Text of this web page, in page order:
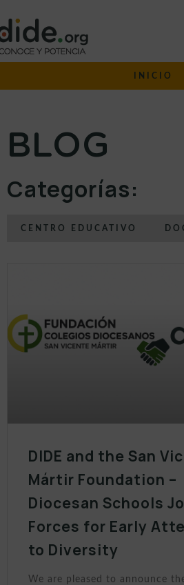
INICIO
BLOG
Categorías:
CENTRO EDUCATIVO
DIDE and the San
Mártir Foundation –
Diocesan Schools
Forces for Early
to Diversity
We are pleased to announce